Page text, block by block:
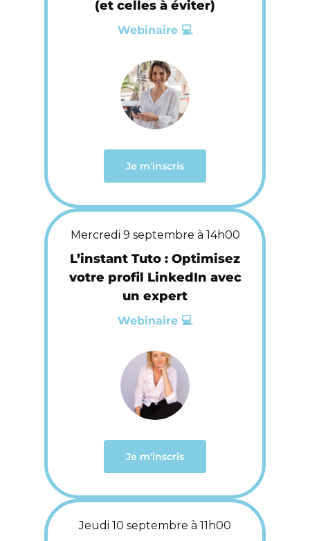
(et celles à éviter)
Webinaire 💻
Je m'inscris
Mercredi 9 septembre à 14h00
L’instant Tuto : Optimisez
votre profil LinkedIn avec
un expert
Webinaire 💻
Je m'inscris
Jeudi 10 septembre à 11h00